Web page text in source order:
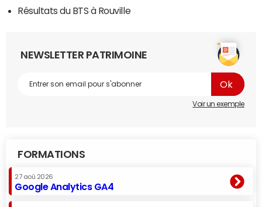
Résultats du BTS à Rouville
NEWSLETTER PATRIMOINE
Voir un exemple
FORMATIONS
27 aoû 2026
Google Analytics GA4